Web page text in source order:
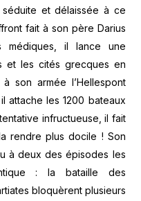
et délaissée à ce
fait à son père Darius
médiques, il lance une
et les cités grecques en
son armée l’Hellespont
attache les 1200 bateaux
infructueuse, il fait
rendre plus docile ! Son
à deux des épisodes les
: la bataille des
bloquèrent plusieurs